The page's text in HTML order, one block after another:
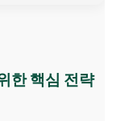
한 핵심 전략